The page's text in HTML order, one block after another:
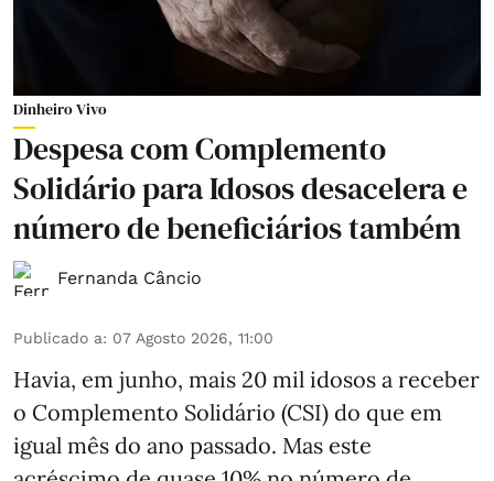
Dinheiro Vivo
Despesa com Complemento
Solidário para Idosos desacelera e
número de beneficiários também
Fernanda Câncio
Publicado a: 07 Agosto 2026, 11:00
Havia, em junho, mais 20 mil idosos a receber
o Complemento Solidário (CSI) do que em
igual mês do ano passado. Mas este